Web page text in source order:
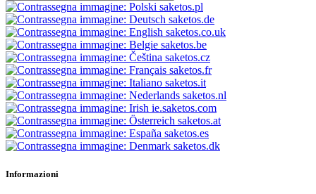
saketos.pl
saketos.de
saketos.co.uk
saketos.be
saketos.cz
saketos.fr
saketos.it
saketos.nl
ie.saketos.com
saketos.at
saketos.es
saketos.dk
Informazioni